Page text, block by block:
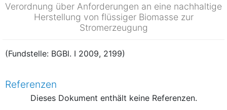
Verordnung über Anforderungen an eine nachhaltige
Herstellung von flüssiger Biomasse zur
Stromerzeugung
(Fundstelle: BGBl. I 2009, 2199)
Referenzen
Dieses Dokument enthält keine Referenzen.